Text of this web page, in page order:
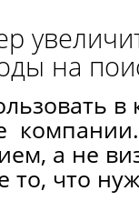
на
в
а не
то, что